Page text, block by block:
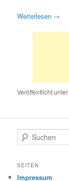
Weiterlesen →
Veröffentlicht unter
u
h
SEITEN
Impressum